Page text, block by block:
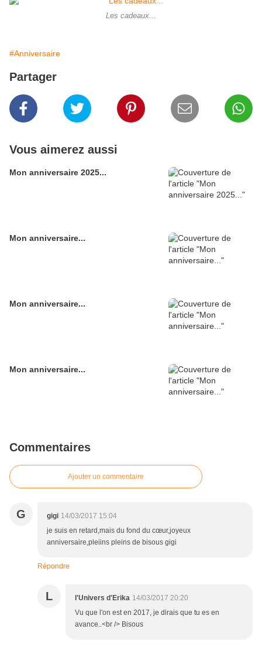
Les cadeaux...
#Anniversaire
Partager
Vous aimerez aussi
Mon anniversaire 2025...
Mon anniversaire...
Mon anniversaire...
Mon anniversaire...
Commentaires
Ajouter un commentaire
G gigi 14/03/2017 15:04
je suis en retard,mais du fond du cœur,joyeux
anniversaire,pleiins pleins de bisous gigi
Répondre
L l'Univers d'Erika 14/03/2017 20:20
Vu que l'on est en 2017, je dirais que tu es en
avance..<br /> Bisous